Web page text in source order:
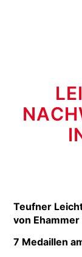
Teufner
von Ehammer
7 Medaillen